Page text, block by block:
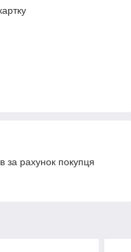
за рахунок покупця